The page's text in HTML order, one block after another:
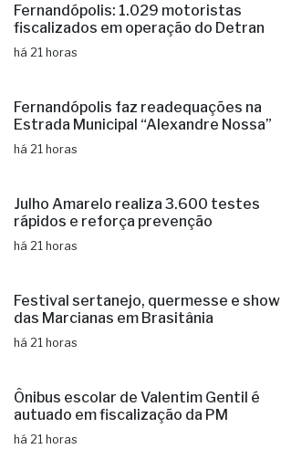
Fernandópolis: 1.029 motoristas
fiscalizados em operação do Detran
há 21 horas
Fernandópolis faz readequações na
Estrada Municipal “Alexandre Nossa”
há 21 horas
Julho Amarelo realiza 3.600 testes
rápidos e reforça prevenção
há 21 horas
Festival sertanejo, quermesse e show
das Marcianas em Brasitânia
há 21 horas
Ônibus escolar de Valentim Gentil é
autuado em fiscalização da PM
há 21 horas